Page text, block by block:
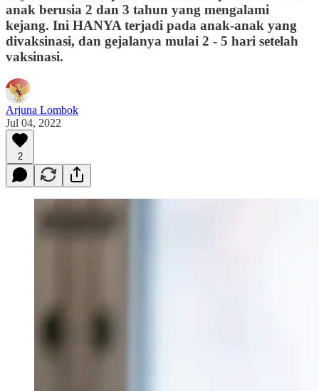
anak berusia 2 dan 3 tahun yang mengalami
kejang. Ini HANYA terjadi pada anak-anak yang
divaksinasi, dan gejalanya mulai 2 - 5 hari setelah
vaksinasi.
Arjuna Lombok
Jul 04, 2022
2